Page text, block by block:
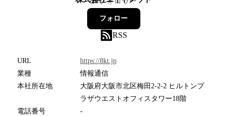
フォロー
RSS
URL
https://8kt.jp
業種
情報通信
本社所在地
大阪府大阪市北区梅田2-2-2 ヒルトンプ
ラザウエストオフィスタワー18階
電話番号
-